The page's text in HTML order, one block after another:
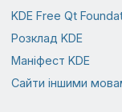
KDE Free Qt
Розклад KDE
Маніфест KDE
Сайти іншими